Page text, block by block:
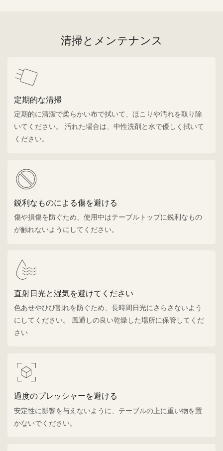
清掃とメンテナンス
定期的な清掃
定期的に清潔で柔らかい布で拭いて、ほこりや汚れを取り除
いてください。 汚れた場合は、中性洗剤と水で優しく拭いて
ください。
鋭利なものによる傷を避ける
傷や損傷を防ぐため、使用中はテーブルトップに鋭利なもの
が触れないようにしてください。
直射日光と湿気を避けてください
色あせやひび割れを防ぐため、長時間日光にさらさないよう
にしてください。 風通しの良い乾燥した場所に保管してくだ
さい
過度のプレッシャーを避ける
安定性に影響を与えないように、テーブルの上に重い物を置
かないでください。